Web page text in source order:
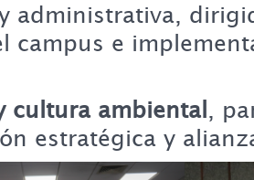
administrativa,
campus e
cultura ambiental ,
estratégica y